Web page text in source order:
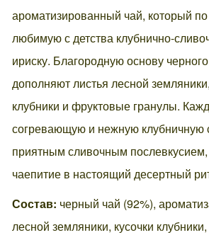
ароматизированный чай, который
любимую с детства клубнично-
ириску. Благородную основу
дополняют листья лесной
клубники и фруктовые гранулы.
согревающую и нежную клубничную
приятным сливочным
чаепитие в настоящий десертный
Состав: черный чай (92%),
лесной земляники, кусочки